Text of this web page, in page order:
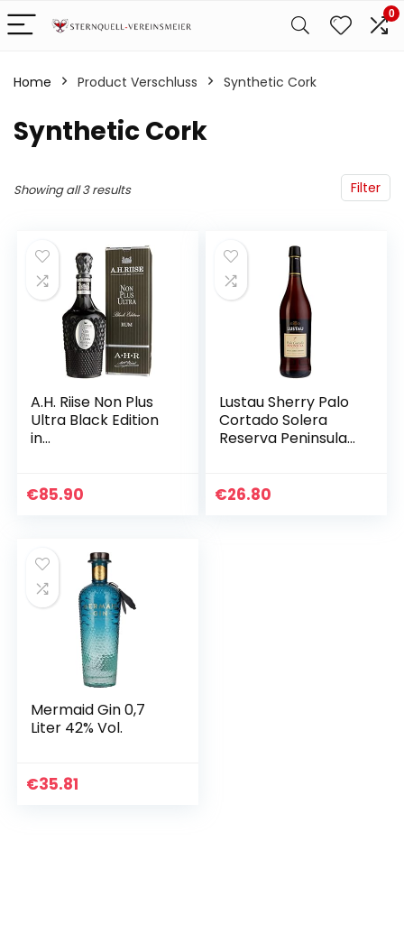
0
Home Product Verschluss ‎Synthetic Cork
‎Synthetic Cork
Filter
Showing all 3 results
A.H. Riise Non Plus
Ultra Black Edition
in
€85.90
Lustau Sherry Palo
Cortado Solera
Reserva Peninsula
€26.80
Mermaid Gin 0,7
Liter 42% Vol.
€35.81